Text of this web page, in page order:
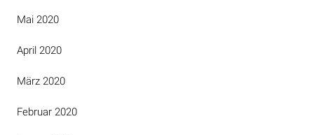
Mai 2020
April 2020
März 2020
Februar 2020